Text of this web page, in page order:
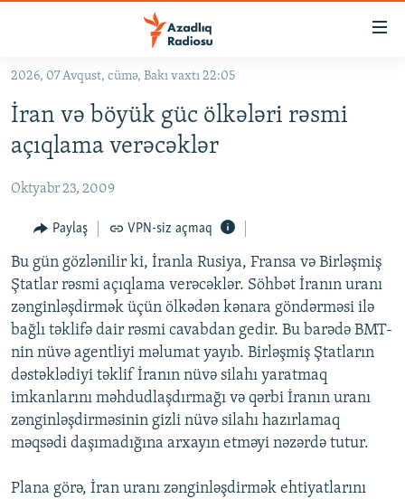
Əsas
qayıt
Əsas
naviqasiyaya
qayıt
KORRUPSIOMETR
#ƏSLINDƏ
FƏRQƏ BAX
QANUNI DOĞRU
ARAŞDIRMA
MULTIMEDIA
VIDEO
FOTOQALEREYA
İNFOQRAFIKA
KARIKATURA
RADIO ARXIV
OXU ZALI
AZƏRBAYCAN ƏDƏBIYYATI KITABXANASI
İSLAM VƏ DEMOKRATIYA
İZ - MƏDƏNIYYƏT PROQRAMI
HAQQIMIZDA
MISSIYAMIZ
PEŞƏ ETIKASI VƏ JURNALISTIKA STANDARTLARIMIZ
MATERIALLARIMIZDAN ISTIFADƏ
BIZI IZLƏ
2026, 07 Avqust, cümə, Bakı vaxtı 22:05
İran və böyük güc ölkələri rəsmi
açıqlama verəcəklər
Oktyabr 23, 2009
Paylaş VPN-siz açmaq
Bu gün gözlənilir ki, İranla Rusiya, Fransa və Birləşmiş
Ştatlar rəsmi açıqlama verəcəklər. Söhbət İranın uranı
zənginləşdirmək üçün ölkədən kənara göndərməsi ilə
bağlı təklifə dair rəsmi cavabdan gedir. Bu barədə BMT-
nin nüvə agentliyi məlumat yayıb. Birləşmiş Ştatların
dəstəklədiyi təklif İranın nüvə silahı yaratmaq
imkanlarını məhdudlaşdırmağı və qərbi İranın uranı
zənginləşdirməsinin gizli nüvə silahı hazırlamaq
məqsədi daşımadığına arxayın etməyi nəzərdə tutur.
Plana görə, İran uranı zənginləşdirmək ehtiyatlarını